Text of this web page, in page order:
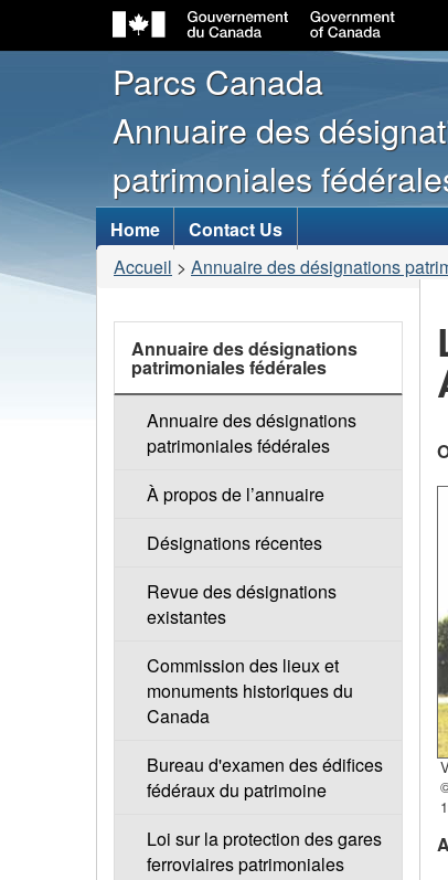
Parcs Canada
Annuaire des
patrimoniales
Menu
des
sujets
Home Contact Us
Vous
êtes
Accueil > Annuaire des désignations
links
Annuaire des désignations
patrimoniales fédérales
Annuaire des désignations
patrimoniales fédérales
À propos de l’annuaire
Désignations récentes
Revue des désignations
existantes
Commission des lieux et
monuments historiques du
Canada
Bureau d'examen des édifices
fédéraux du patrimoine
Loi sur la protection des gares
ferroviaires patrimoniales